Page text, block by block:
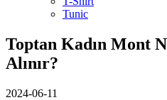
Tunic
Toptan Kadın Mont
Alınır?
2024-06-11